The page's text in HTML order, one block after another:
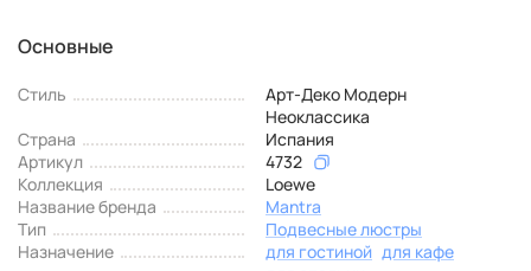
Основные
Стиль
Арт-Деко Модерн
Неоклассика
Страна
Испания
Артикул
4732
Коллекция
Loewe
Название бренда
Mantra
Тип
Подвесные люстры
Назначение
для гостиной для кафе